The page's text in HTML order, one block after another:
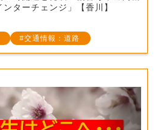
ターチェンジ」【香川】
交通情報：道路